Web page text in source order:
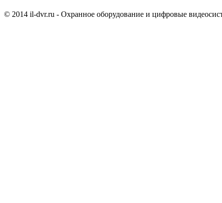
© 2014 il-dvr.ru - Охранное оборудование и цифровые